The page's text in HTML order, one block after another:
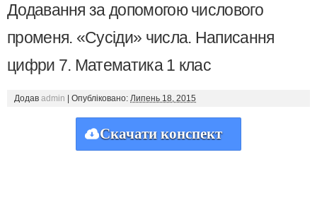
Додавання за допомогою числового
променя. «Сусіди» числа. Написання
цифри 7. Математика 1 клас
Додав admin Опубліковано: Липень 18, 2015
Скачати конспект